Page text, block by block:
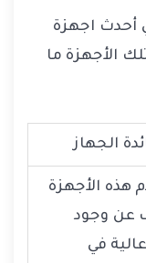
أحدث اجهزة
الأجهزة ما
الجهاز
هذه الأجهزة
عن وجود
في